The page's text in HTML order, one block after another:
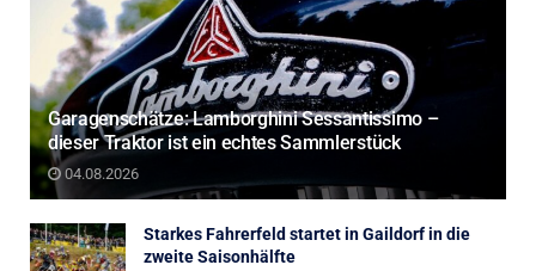
Garagenschätze: Lamborghini Sessantissimo –
dieser Traktor ist ein echtes Sammlerstück
04.08.2026
Starkes Fahrerfeld startet in Gaildorf in die
zweite Saisonhälfte